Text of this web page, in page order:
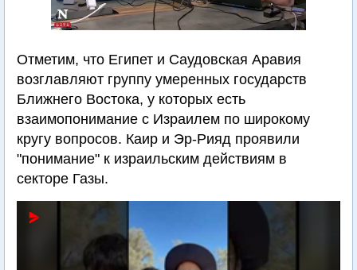
Отметим, что Египет и Саудовская Аравия
возглавляют группу умеренных государств
Ближнего Востока, у которых есть
взаимопонимание с Израилем по широкому
кругу вопросов. Каир и Эр-Рияд проявили
"понимание" к израильским действиям в
секторе Газы.